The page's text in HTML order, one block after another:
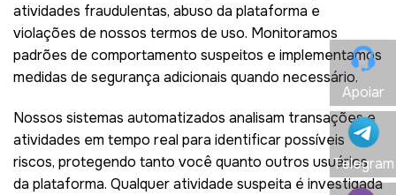
atividades fraudulentas, abuso da plataforma e
violações de nossos termos de uso. Monitoramos
padrões de comportamento suspeitos e implementamos
medidas de segurança adicionais quando necessário.
Nossos sistemas automatizados analisam transações e
atividades em tempo real para identificar possíveis
riscos, protegendo tanto você quanto outros usuários
da plataforma. Qualquer atividade suspeita é investigada
Apoiar
Telegram